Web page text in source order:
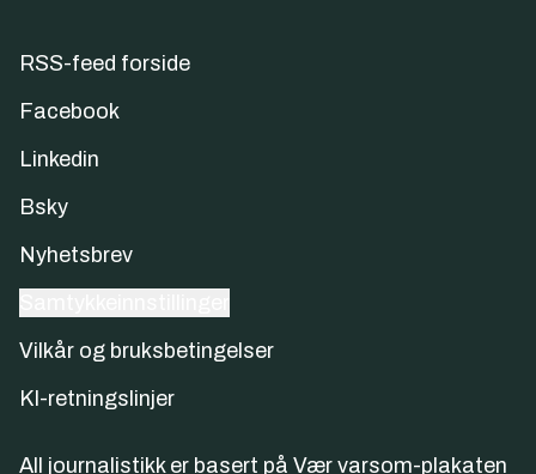
RSS-feed forside
Facebook
Linkedin
Bsky
Nyhetsbrev
Vilkår og bruksbetingelser
KI-retningslinjer
All journalistikk er basert på Vær varsom-plakaten